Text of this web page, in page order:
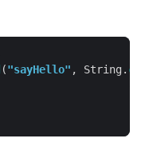
("sayHello" , String.